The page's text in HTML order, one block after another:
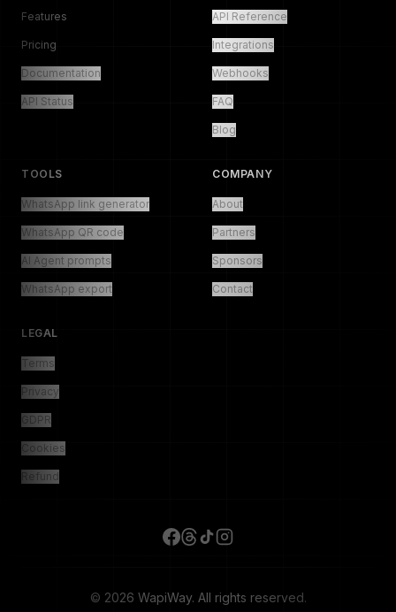
Features
Pricing
Documentation
API Status
API Reference
Integrations
Webhooks
FAQ
Blog
TOOLS
WhatsApp link generator
WhatsApp QR code
AI Agent prompts
WhatsApp export
COMPANY
About
Partners
Sponsors
Contact
LEGAL
Terms
Privacy
GDPR
Cookies
Refund
© 2026 WapiWay. All rights reserved.